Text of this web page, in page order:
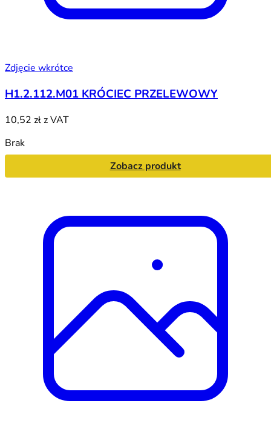
Zdjęcie wkrótce
H1.2.112.M01 KRÓCIEC PRZELEWOWY
10,52 złz VAT
Brak
Zobacz produkt